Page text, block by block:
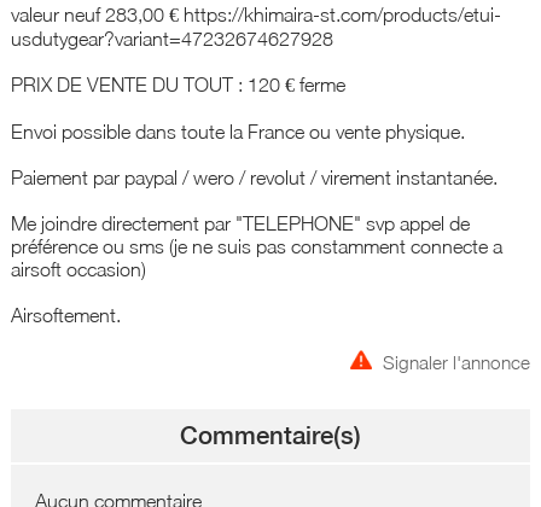
valeur neuf 283,00 € https://khimaira-st.com/products/etui-
usdutygear?variant=47232674627928
PRIX DE VENTE DU TOUT : 120 € ferme
Envoi possible dans toute la France ou vente physique.
Paiement par paypal / wero / revolut / virement instantanée.
Me joindre directement par "TELEPHONE" svp appel de
préférence ou sms (je ne suis pas constamment connecte a
airsoft occasion)
Airsoftement.
Signaler l'annonce
Commentaire(s)
Aucun commentaire